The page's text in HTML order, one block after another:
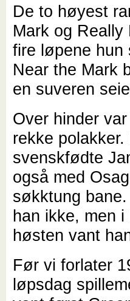
De to høyest
Mark og
fire løpene hun
Near the Mark
en suveren
Over hinder
rekke
svenskfødte
også med
søkktung
han ikke, men
høsten vant
Før vi forlater
løpsdag